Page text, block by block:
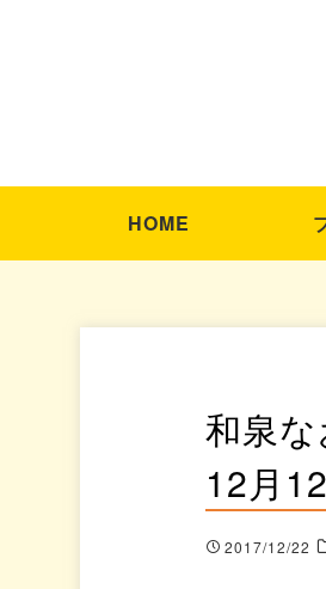
HOME
和泉
12月
2017/12/22